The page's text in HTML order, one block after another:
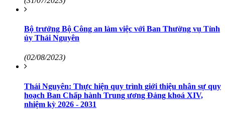
Bộ trưởng Bộ Công an làm việc với Ban Thường vụ Tỉnh
ủy Thái Nguyên
(02/08/2023)
Thái Nguyên: Thực hiện quy trình giới thiệu nhân sự quy
hoạch Ban Chấp hành Trung ương Đảng khoá XIV,
nhiệm kỳ 2026 - 2031